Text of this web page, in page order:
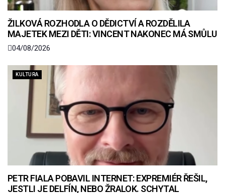
ŽILKOVÁ ROZHODLA O DĚDICTVÍ A ROZDĚLILA
MAJETEK MEZI DĚTI: VINCENT NAKONEC MÁ SMŮLU
04/08/2026
KULTURA
PETR FIALA POBAVIL INTERNET: EXPREMIÉR ŘEŠIL,
JESTLI JE DELFÍN, NEBO ŽRALOK. SCHYTAL